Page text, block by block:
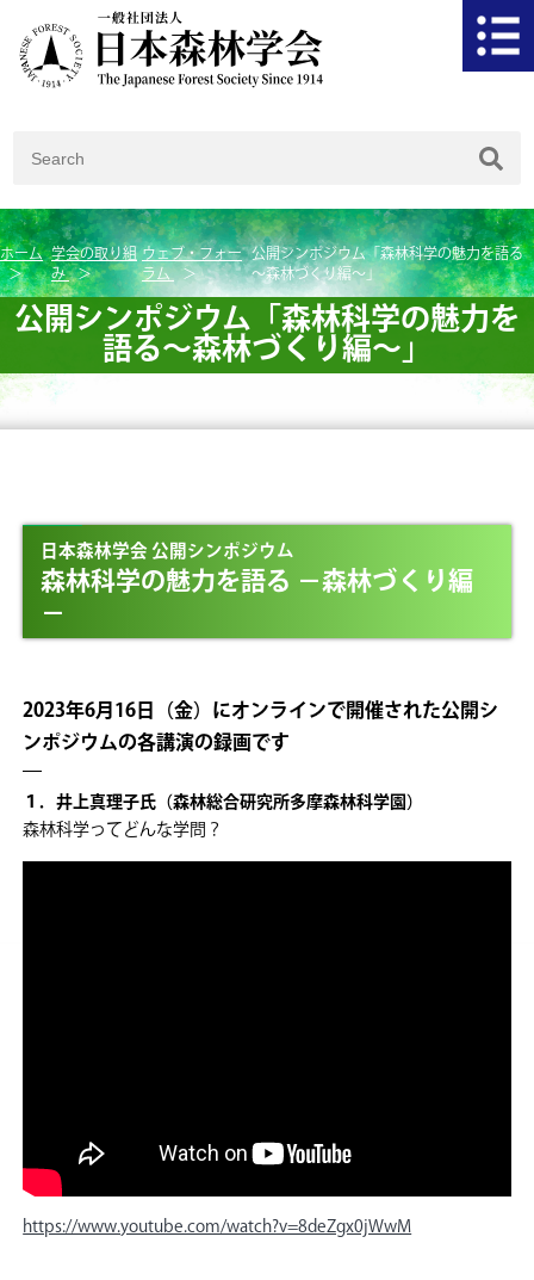
ホーム 学会の取り組
み
ウェブ・フォー
ラム
公開シンポジウム「森林科学の魅力を語る
～森林づくり編～」
公開シンポジウム「森林科学の魅力を
語る～森林づくり編～」
日本森林学会 公開シンポジウム
森林科学の魅力を語る －森林づくり編
－
2023年6月16日（金）にオンラインで開催された公開シ
ンポジウムの各講演の録画です
１．井上真理子氏（森林総合研究所多摩森林科学園）
森林科学ってどんな学問？
https://www.youtube.com/watch?v=8deZgx0jWwM